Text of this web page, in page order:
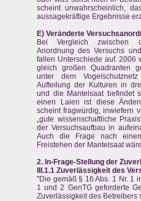
scheint unwahrscheinlich,
aussagekräftige Ergebnisse
E) Veränderte
Bei Vergleich zwischen
Anordnung des Versuchs
fallen Unterschiede auf. 2006
gleich großen Quadranten
unter dem
Aufteilung der Kulturen in
und die Mantelsaat befindet
einen Laien ist diese
scheint fragwürdig, inwiefern
„gute wissenschaftliche
der Versuchsaufbau in
Auch die Frage nach
Freistehen der Mantelsaat
2. In-Frage-Stellung der
III.1.1 Zuverlässigkeit des
"Die gemäß § 16 Abs. 1 Nr. 1
1 und 2 GenTG geforderte
Zuverlässigkeit des Betreibers